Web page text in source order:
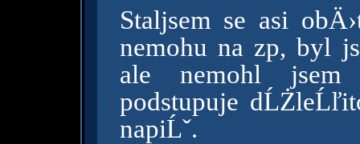
Staljsem se asi
nemohu na zp, byl
ale nemohl jsem
podstupuje
napiĹˇ.